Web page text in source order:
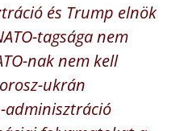
és Trump elnök
tagsága nem
nak nem kell
ukrán